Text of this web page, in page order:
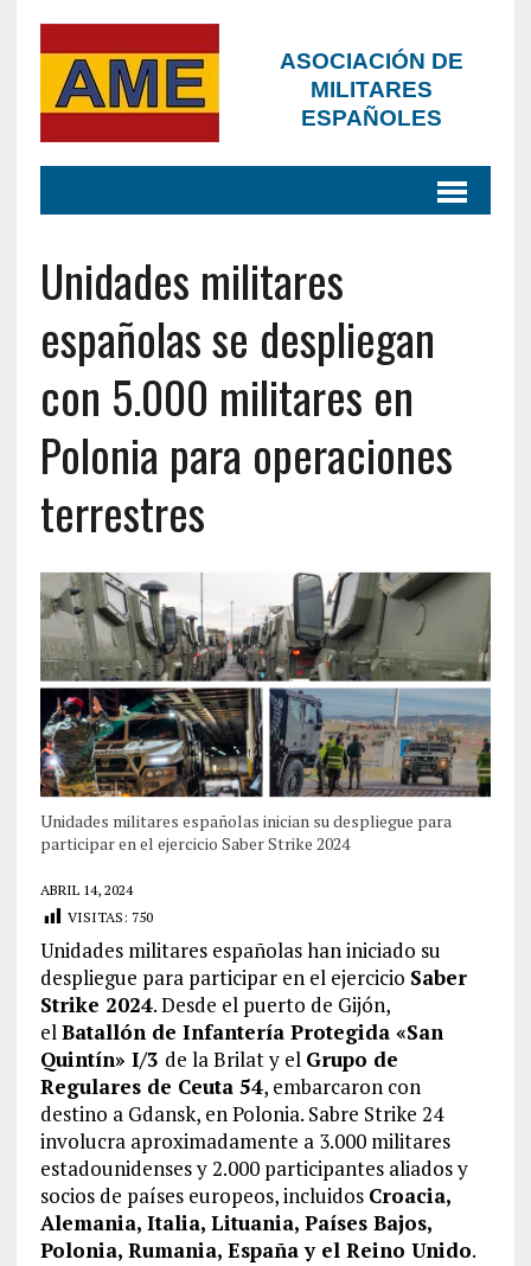
ASOCIACIÓN DE
MILITARES
ESPAÑOLES
Unidades militares
españolas se despliegan
con 5.000 militares en
Polonia para operaciones
terrestres
Unidades militares españolas inician su despliegue para
participar en el ejercicio Saber Strike 2024
ABRIL 14, 2024
VISITAS: 750
Unidades militares españolas han iniciado su
despliegue para participar en el ejercicio Saber
Strike 2024. Desde el puerto de Gijón,
elBatallón de Infantería Protegida «San
Quintín» I/3 de la Brilat y el Grupo de
Regulares de Ceuta 54, embarcaron con
destino a Gdansk, en Polonia. Sabre Strike 24
involucra aproximadamente a 3.000 militares
estadounidenses y 2.000 participantes aliados y
socios de países europeos, incluidos Croacia,
Alemania, Italia, Lituania, Países Bajos,
Polonia, Rumania, España y el Reino Unido.